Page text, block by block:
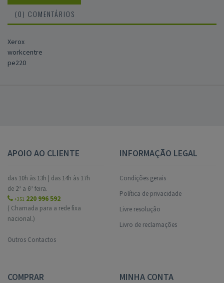
(0) COMENTÁRIOS
Xerox
workcentre
pe220
APOIO AO CLIENTE
das 10h às 13h | das 14h às 17h
de 2ª a 6ª feira.
+351 220 996 592
( Chamada para a rede fixa
nacional.)
Outros Contactos
INFORMAÇÃO LEGAL
Condições gerais
Política de privacidade
Livre resolução
Livro de reclamações
COMPRAR MINHA CONTA